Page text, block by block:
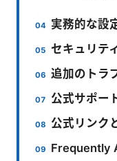
実務的な設
セキュリテ
追加のトラ
公式サポー
公式リンク
Frequently